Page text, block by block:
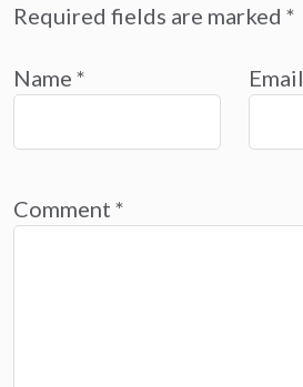
Required fields are marked *
Name * Email
Comment *